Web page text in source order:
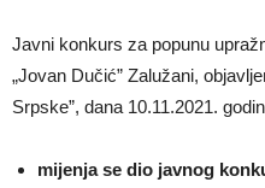
Javni konkurs za popunu
„Jovan Dučić” Zalužani,
Srpske”, dana 10.11.2021.
mijenja se dio javnog